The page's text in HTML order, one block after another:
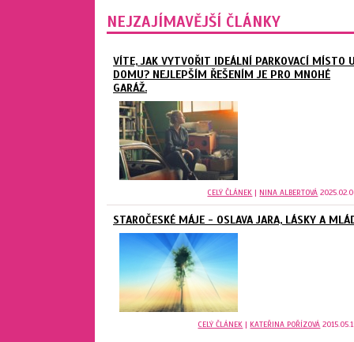
NEJZAJÍMAVĚJŠÍ ČLÁNKY
VÍTE, JAK VYTVOŘIT IDEÁLNÍ PARKOVACÍ MÍSTO
DOMU? NEJLEPŠÍM ŘEŠENÍM JE PRO MNOHÉ
GARÁŽ.
CELÝ ČLÁNEK | NINA ALBERTOVÁ
STAROČESKÉ MÁJE - OSLAVA JARA, LÁSKY A
CELÝ ČLÁNEK | KATEŘINA POŘÍZOVÁ